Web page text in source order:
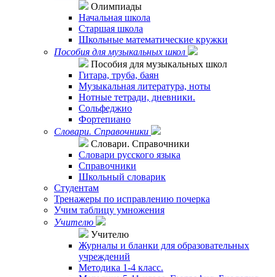
Олимпиады
Начальная школа
Старшая школа
Школьные математические кружки
Пособия для музыкальных школ
Пособия для музыкальных школ
Гитара, труба, баян
Музыкальная литература, ноты
Нотные тетради, дневники.
Сольфеджио
Фортепиано
Словари. Справочники
Словари. Справочники
Словари русского языка
Справочники
Школьный словарик
Студентам
Тренажеры по исправлению почерка
Учим таблицу умножения
Учителю
Учителю
Журналы и бланки для образовательных
учреждений
Методика 1-4 класс.